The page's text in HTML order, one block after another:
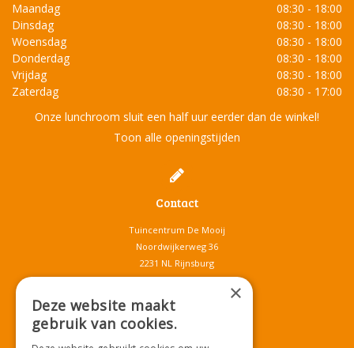
Maandag
08:30 - 18:00
Dinsdag
08:30 - 18:00
Woensdag
08:30 - 18:00
Donderdag
08:30 - 18:00
Vrijdag
08:30 - 18:00
Zaterdag
08:30 - 17:00
Onze lunchroom sluit een half uur eerder dan de winkel!
Toon alle openingstijden
Contact
Tuincentrum De Mooij
Noordwijkerweg 36
2231 NL Rijnsburg
T.071-4080959
info@tuincentrumdemooij.nl
×
Deze website maakt
gebruik van cookies.